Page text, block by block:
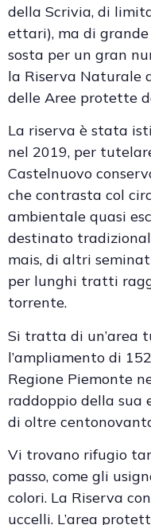
della Scrivia, di
ettari), ma di
sosta per un gran
la Riserva Naturale
delle Aree protette
La riserva è stata
nel 2019, per
Castelnuovo
che contrasta col
ambientale quasi
destinato
mais, di altri
per lunghi tratti
torrente.
Si tratta di un’area
l’ampliamento di
Regione Piemonte
raddoppio della sua
di oltre
Vi trovano rifugio
passo, come gli
colori. La Riserva
uccelli. L’area